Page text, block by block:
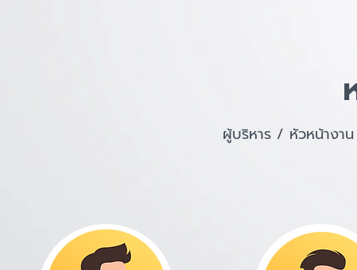
ผู้บริหาร / หัวหน้างา